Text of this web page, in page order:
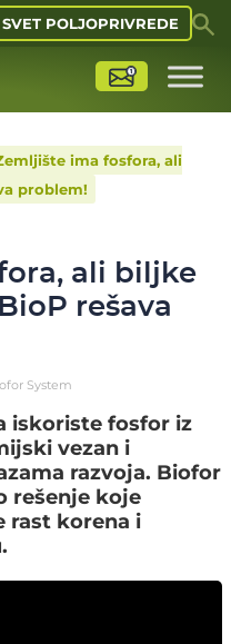
SVET POLJOPRIVREDE
ima fosfora, ali
problem!
ali biljke
rešava
System
iskoriste fosfor iz
vezan i
razvoja. Biofor
rešenje koje
rast korena i